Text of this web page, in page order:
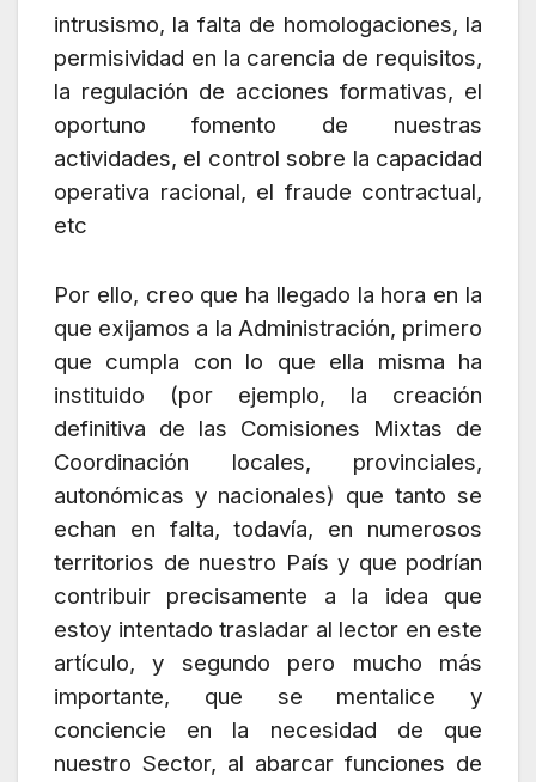
intrusismo, la falta de homologaciones, la
permisividad en la carencia de requisitos,
la regulación de acciones formativas, el
oportuno fomento de nuestras
actividades, el control sobre la capacidad
operativa racional, el fraude contractual,
etc
Por ello, creo que ha llegado la hora en la
que exijamos a la Administración, primero
que cumpla con lo que ella misma ha
instituido (por ejemplo, la creación
definitiva de las Comisiones Mixtas de
Coordinación locales, provinciales,
autonómicas y nacionales) que tanto se
echan en falta, todavía, en numerosos
territorios de nuestro País y que podrían
contribuir precisamente a la idea que
estoy intentado trasladar al lector en este
artículo, y segundo pero mucho más
importante, que se mentalice y
conciencie en la necesidad de que
nuestro Sector, al abarcar funciones de